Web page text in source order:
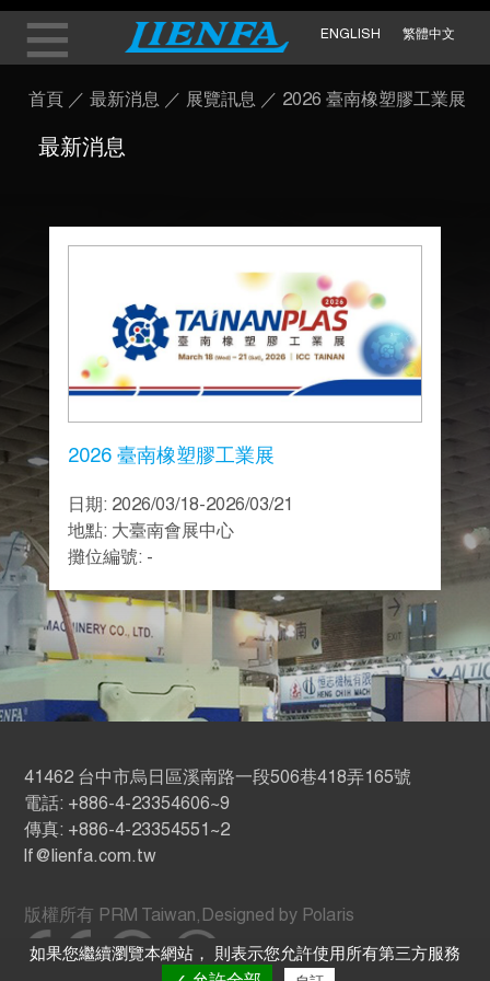
ENGLISH 繁體中文
首頁 ／ 最新消息 ／ 展覽訊息 ／ 2026 臺南橡塑膠工業展
最新消息
2026 臺南橡塑膠工業展
日期: 2026/03/18-2026/03/21
地點: 大臺南會展中心
攤位編號: -
41462 台中市烏日區溪南路一段506巷418弄165號
電話: +886-4-23354606~9
傳真: +886-4-23354551~2
lf@lienfa.com.tw
版權所有 PRM Taiwan , Designed by Polaris
如果您繼續瀏覽本網站， 則表示您允許使用所有第三方服務